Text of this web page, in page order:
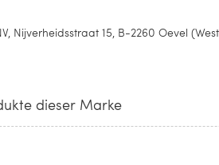
Nijverheidsstraat 15, B-2260 Oevel
dieser Marke